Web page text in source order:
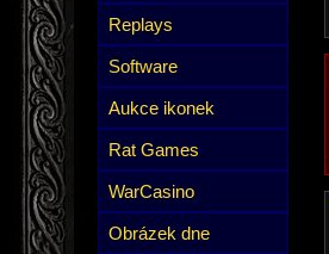
Replays
Software
Aukce ikonek
Rat Games
WarCasino
Obrázek dne